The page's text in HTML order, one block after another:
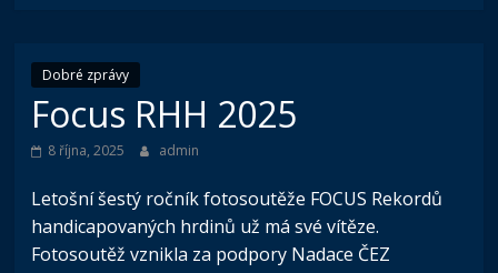
Dobré zprávy
Focus RHH 2025
8 října, 2025 admin
Letošní šestý ročník fotosoutěže FOCUS Rekordů
handicapovaných hrdinů už má své vítěze.
Fotosoutěž vznikla za podpory Nadace ČEZ